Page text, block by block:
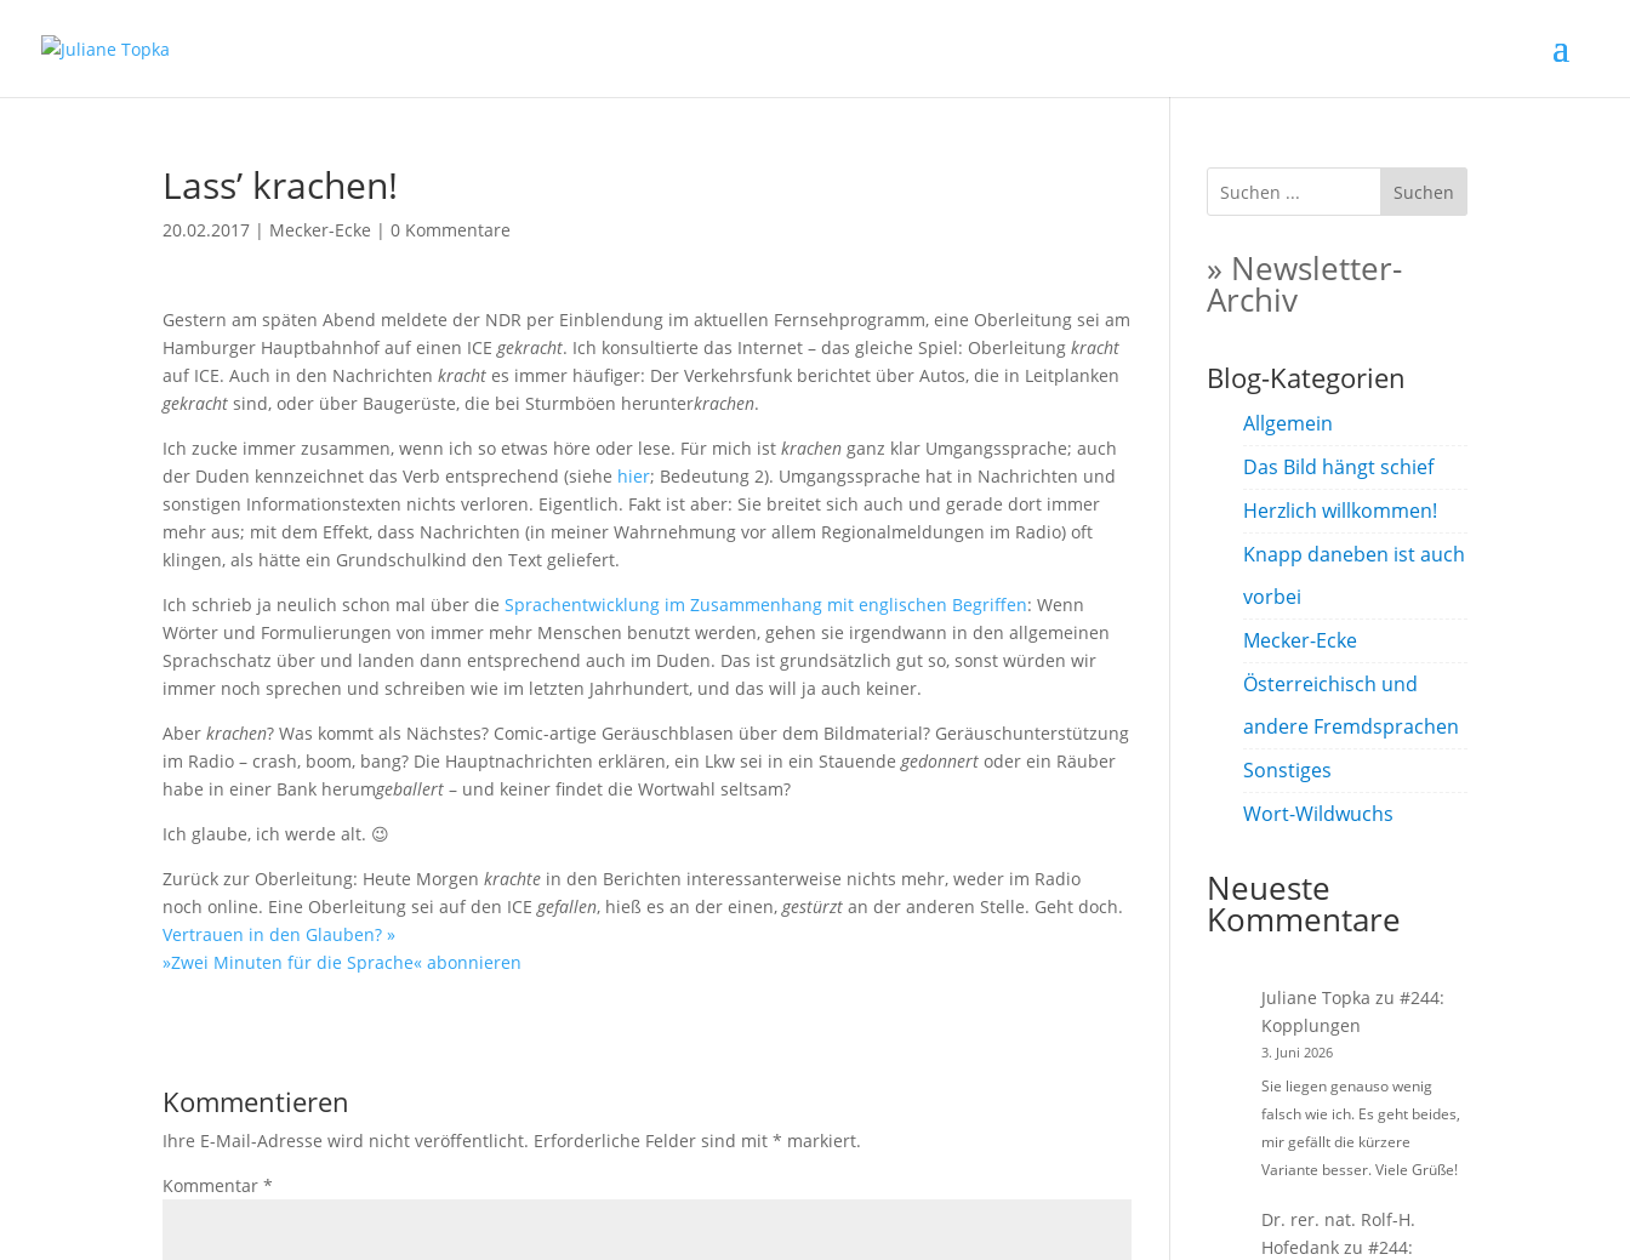
Lass’ krachen!
20.02.2017 | Mecker-Ecke |0 Kommentare
Gestern am späten Abend meldete der NDR per Einblendung im aktuellen Fernsehprogramm, eine Oberleitung sei am
Hamburger Hauptbahnhof auf einen ICEgekracht. Ich konsultierte das Internet – das gleiche Spiel: Oberleitungkracht
auf ICE. Auch in den Nachrichtenkracht es immer häufiger: Der Verkehrsfunk berichtet über Autos, die in Leitplanken
gekracht sind, oder über Baugerüste, die bei Sturmböen herunterkrachen.
Ich zucke immer zusammen, wenn ich so etwas höre oder lese. Für mich istkrachen ganz klar Umgangssprache; auch
der Duden kennzeichnet das Verb entsprechend (siehe hier; Bedeutung 2). Umgangssprache hat in Nachrichten und
sonstigen Informationstexten nichts verloren. Eigentlich. Fakt ist aber: Sie breitet sich auch und gerade dort immer
mehr aus; mit dem Effekt, dass Nachrichten (in meiner Wahrnehmung vor allem Regionalmeldungen im Radio) oft
klingen, als hätte ein Grundschulkind den Text geliefert.
Ich schrieb ja neulich schon mal über dieSprachentwicklung im Zusammenhang mit englischen Begriffen: Wenn
Wörter und Formulierungen von immer mehr Menschen benutzt werden, gehen sie irgendwann in den allgemeinen
Sprachschatz über und landen dann entsprechend auch im Duden. Das ist grundsätzlich gut so, sonst würden wir
immer noch sprechen und schreiben wie im letzten Jahrhundert, und das will ja auch keiner.
Aberkrachen? Was kommt als Nächstes? Comic-artige Geräuschblasen über dem Bildmaterial? Geräuschunterstützung
im Radio – crash, boom, bang? Die Hauptnachrichten erklären, ein Lkw sei in ein Stauendegedonnert oder ein Räuber
habe in einer Bank herumgeballert – und keiner findet die Wortwahl seltsam?
Ich glaube, ich werde alt. 😉
Zurück zur Oberleitung: Heute Morgenkrachte in den Berichten interessanterweise nichts mehr, weder im Radio
noch online. Eine Oberleitung sei auf den ICEgefallen, hieß es an der einen,gestürzt an der anderen Stelle. Geht doch.
Vertrauen in den Glauben? »
»Zwei Minuten für die Sprache« abonnieren
Kommentieren
Ihre E-Mail-Adresse wird nicht veröffentlicht. Erforderliche Felder sind mit* markiert.
Kommentar*
Suchen
» Newsletter-
Archiv
Blog-Kategorien
Allgemein
Das Bild hängt schief
Herzlich willkommen!
Knapp daneben ist auch
vorbei
Mecker-Ecke
Österreichisch und
andere Fremdsprachen
Sonstiges
Wort-Wildwuchs
Neueste
Kommentare
Juliane Topka zu#244:
Kopplungen
3. Juni 2026
Sie liegen genauso wenig
falsch wie ich. Es geht beides,
mir gefällt die kürzere
Variante besser. Viele Grüße!
Dr. rer. nat. Rolf-H.
Hofedank zu#244: